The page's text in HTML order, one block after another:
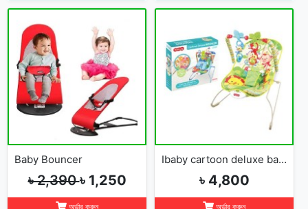
Baby Bouncer
৳ 2,390৳ 1,250
অর্ডার করুন
Ibaby cartoon deluxe baby bouncer
৳ 4,800
অর্ডার করুন